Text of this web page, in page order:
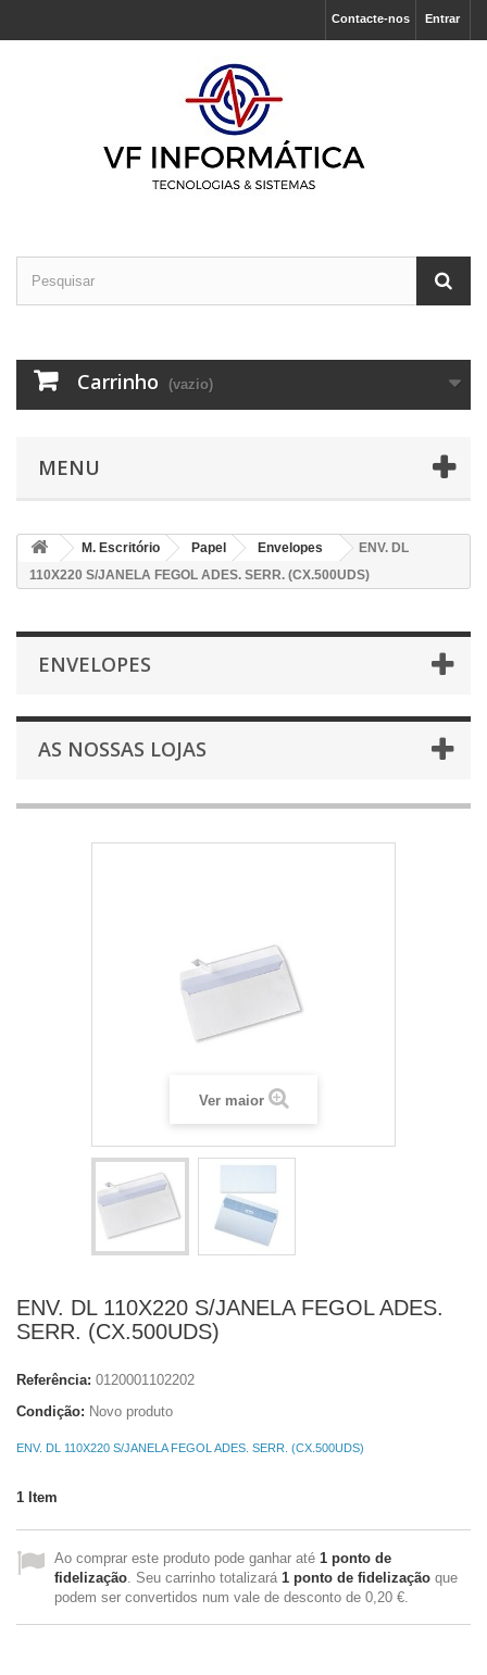
Entrar
Contacte-nos
Carrinho (vazio)
MENU
M. Escritório Papel Envelopes
ENV. DL
110X220 S/JANELA FEGOL ADES. SERR. (CX.500UDS)
ENVELOPES
AS NOSSAS LOJAS
Ver maior
ENV. DL 110X220 S/JANELA FEGOL ADES.
SERR. (CX.500UDS)
Referência: 0120001102202
Condição: Novo produto
ENV. DL 110X220 S/JANELA FEGOL ADES. SERR. (CX.500UDS)
1 Item
Ao comprar este produto pode ganhar até 1 ponto de
fidelização. Seu carrinho totalizará 1 ponto de fidelização que
podem ser convertidos num vale de desconto de 0,20 €.